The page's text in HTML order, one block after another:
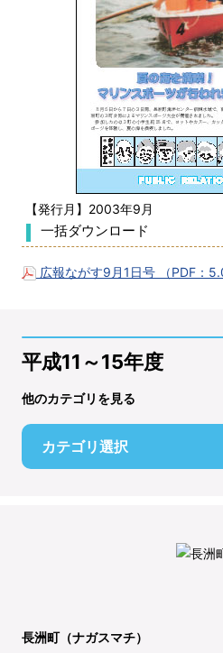
【発行月】2003年9月
一括ダウンロード
広報ながす9月1日号 （PDF：
平成11～15年度
他のカテゴリを見る
カテゴリ選択
長洲町（ナガスマチ）